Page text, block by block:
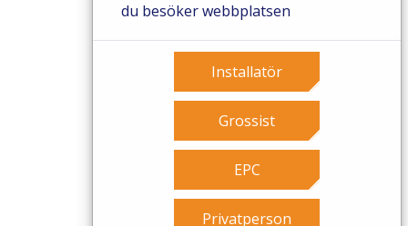
du besöker webbplatsen
Installatör
Grossist
EPC
Privatperson